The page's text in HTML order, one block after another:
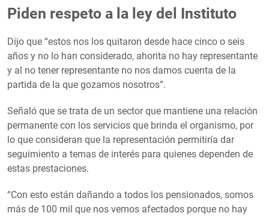
Piden respeto a la ley del Instituto
Dijo que “estos nos los quitaron desde hace cinco o seis
años y no lo han considerado, ahorita no hay representante
y al no tener representante no nos damos cuenta de la
partida de la que gozamos nosotros”.
Señaló que se trata de un sector que mantiene una relación
permanente con los servicios que brinda el organismo, por
lo que consideran que la representación permitiría dar
seguimiento a temas de interés para quienes dependen de
estas prestaciones.
“Con esto están dañando a todos los pensionados, somos
más de 100 mil que nos vemos afectados porque no hay